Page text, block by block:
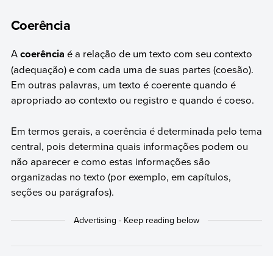
Coerência
Acoerência é a relação de um texto com seu contexto
(adequação) e com cada uma de suas partes (coesão).
Em outras palavras, um texto é coerente quando é
apropriado ao contexto ou registro e quando é coeso.
Em termos gerais, a coerência é determinada pelo tema
central, pois determina quais informações podem ou
não aparecer e como estas informações são
organizadas no texto (por exemplo, em capítulos,
seções ou parágrafos).